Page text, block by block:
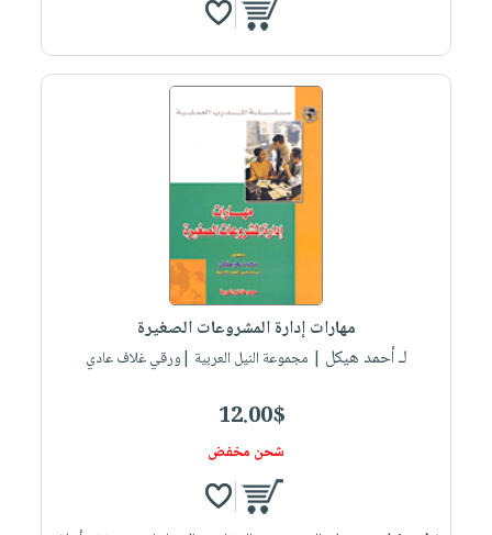
مهارات إدارة المشروعات الصغيرة
لـ أحمد هيكل | مجموعة النيل العربية |ورقي غلاف عادي
12.00$
شحن مخفض